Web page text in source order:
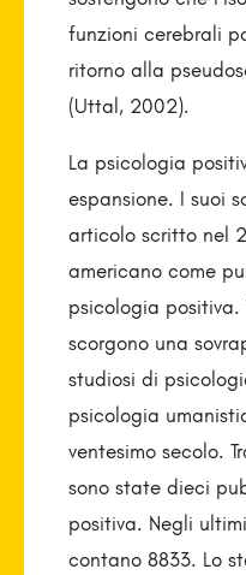
funzioni cerebrali
ritorno alla
(Uttal, 2002).
La psicologia
espansione. I suoi
articolo scritto nel
americano come
psicologia positiva.
scorgono una
studiosi di
psicologia
ventesimo secolo.
sono state dieci
positiva. Negli
contano 8833. Lo